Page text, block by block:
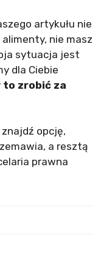
zł
zł
artykułu nie
nie masz
sytuacja jest
dla Ciebie
to zrobić za
opcję,
a resztą
prawna